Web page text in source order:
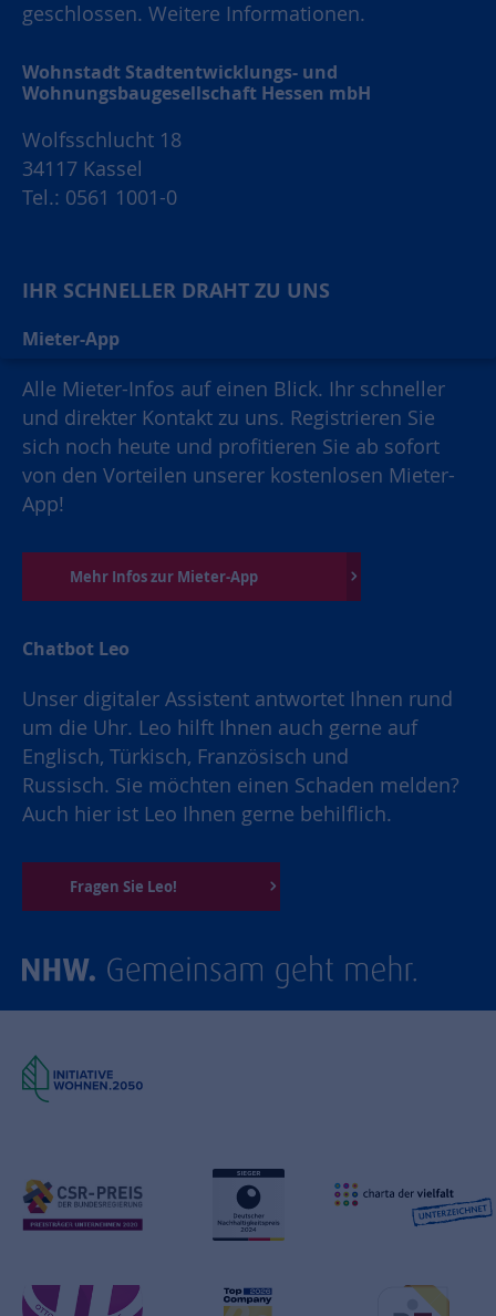
geschlossen. Weitere Informationen.
Wohnstadt Stadtentwicklungs- und
Wohnungsbaugesellschaft Hessen mbH
Wolfsschlucht 18
34117 Kassel
Tel.: 0561 1001-0
IHR SCHNELLER DRAHT ZU UNS
Mieter-App
Alle Mieter-Infos auf einen Blick. Ihr schneller
und direkter Kontakt zu uns. Registrieren Sie
sich noch heute und profitieren Sie ab sofort
von den Vorteilen unserer kostenlosen Mieter-
App!
Mehr Infos zur Mieter-App
Chatbot Leo
Unser digitaler Assistent antwortet Ihnen rund
um die Uhr. Leo hilft Ihnen auch gerne auf
Englisch, Türkisch, Französisch und
Russisch. Sie möchten einen Schaden melden?
Auch hier ist Leo Ihnen gerne behilflich.
Fragen Sie Leo!